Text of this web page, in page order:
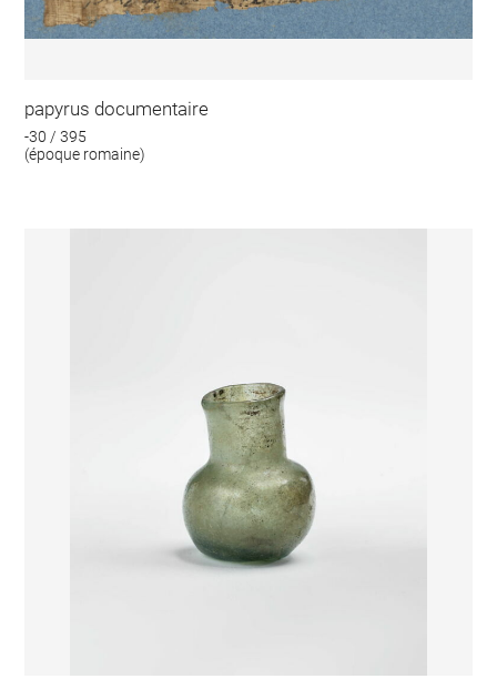
papyrus documentaire
-30 / 395
(époque romaine)